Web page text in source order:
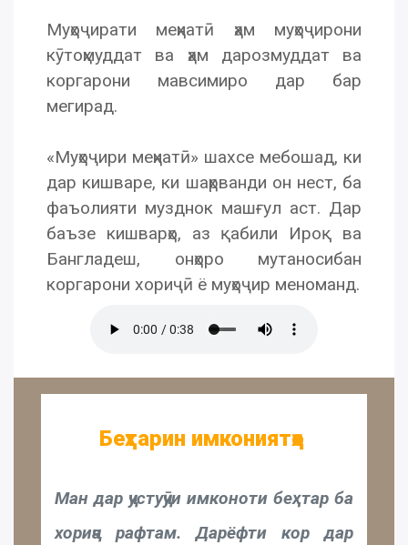
Муҳоҷирати меҳнатӣ ҳам муҳоҷирони
кӯтоҳмуддат ва ҳам дарозмуддат ва
коргарони мавсимиро дар бар
мегирад.
«Муҳоҷири меҳнатӣ» шахсе мебошад, ки
дар кишваре, ки шаҳрванди он нест, ба
фаъолияти музднок машғул аст. Дар
баъзе кишварҳо, аз қабили Ироқ ва
Бангладеш, онҳоро мутаносибан
коргарони хориҷӣ ё муҳоҷир меноманд.
Беҳтарин имкониятҳо
Ман дар ҷустуҷӯи имконоти беҳтар ба
хориҷа рафтам. Дарёфти кор дар